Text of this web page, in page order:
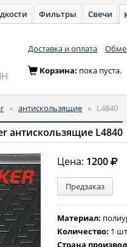
Фильтры Свечи
Доставка и оплата
Корзина: пока пуста.
» антискользящие » L4840
антискользящие L4840
Цена: 1200
Предзаказ
Материал:
Количество: 1
Страна